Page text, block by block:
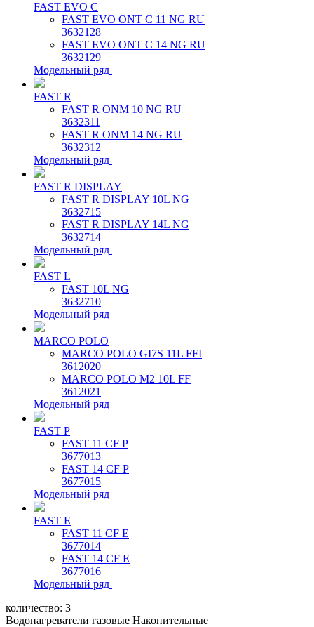
FAST EVO C
FAST EVO ONT C 11 NG RU
3632128
FAST EVO ONT C 14 NG RU
3632129
Модельный ряд
FAST R
FAST R ONM 10 NG RU
3632311
FAST R ONM 14 NG RU
3632312
Модельный ряд
FAST R DISPLAY
FAST R DISPLAY 10L NG
3632715
FAST R DISPLAY 14L NG
3632714
Модельный ряд
FAST L
FAST 10L NG
3632710
Модельный ряд
MARCO POLO
MARCO POLO GI7S 11L FFI
3612020
MARCO POLO M2 10L FF
3612021
Модельный ряд
FAST P
FAST 11 CF P
3677013
FAST 14 CF P
3677015
Модельный ряд
FAST E
FAST 11 CF E
3677014
FAST 14 CF E
3677016
Модельный ряд
количество: 3
Водонагреватели газовые Накопительные